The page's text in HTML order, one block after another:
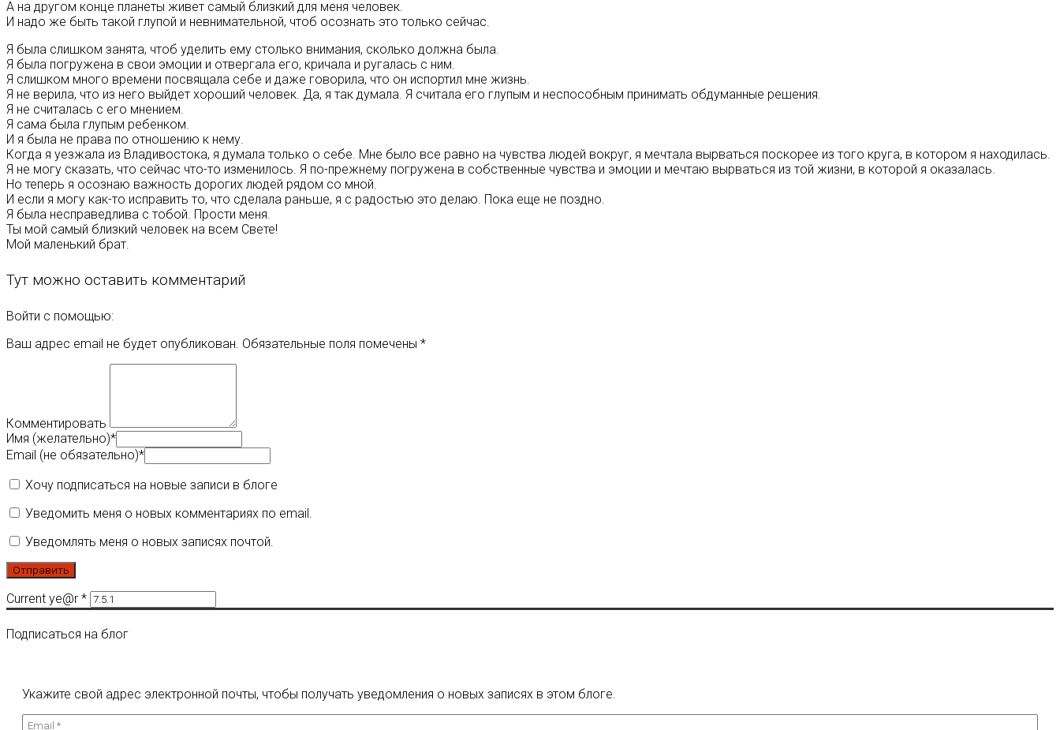
А на другом конце планеты живет самый близкий для меня человек.
И надо же быть такой глупой и невнимательной, чтоб осознать это только сейчас.
Я была слишком занята, чтоб уделить ему столько внимания, сколько должна была.
Я была погружена в свои эмоции и отвергала его, кричала и ругалась с ним.
Я слишком много времени посвящала себе и даже говорила, что он испортил мне жизнь.
Я не верила, что из него выйдет хороший человек. Да, я так думала. Я считала его глупым и неспособным принимать обдуманные решения.
Я не считалась с его мнением.
Я сама была глупым ребенком.
И я была не права по отношению к нему.
Когда я уезжала из Владивостока, я думала только о себе. Мне было все равно на чувства людей вокруг, я мечтала вырваться поскорее из того круга, в котором я находилась.
Я не могу сказать, что сейчас что-то изменилось. Я по-прежнему погружена в собственные чувства и эмоции и мечтаю вырваться из той жизни, в которой я оказалась.
Но теперь я осознаю важность дорогих людей рядом со мной.
И если я могу как-то исправить то, что сделала раньше, я с радостью это делаю. Пока еще не поздно.
Я была несправедлива с тобой. Прости меня.
Ты мой самый близкий человек на всем Свете!
Мой маленький брат.
Тут можно оставить комментарий
Войти с помощью:
Ваш адрес email не будет опубликован. Обязательные поля помечены *
Комментировать
Имя (желательно)*
Email (не обязательно)*
Хочу подписаться на новые записи в блоге
Уведомить меня о новых комментариях по email.
Уведомлять меня о новых записях почтой.
Current ye@r *
Подписаться на блог
Укажите свой адрес электронной почты, чтобы получать уведомления о новых записях в этом блоге.